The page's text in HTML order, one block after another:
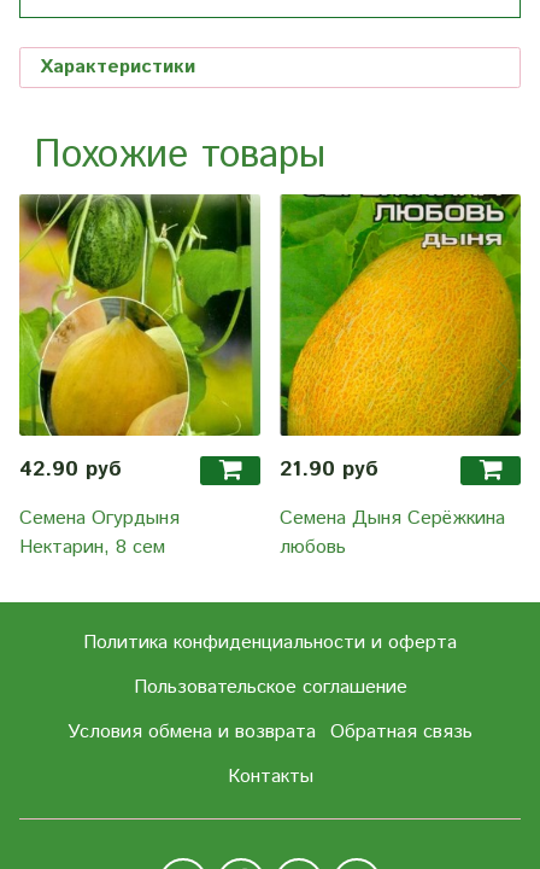
Характеристики
Похожие товары
42.90 руб
Семена Огурдыня
Нектарин, 8 сем
21.90 руб
Семена Дыня Серёжкина
любовь
Политика конфиденциальности и оферта
Пользовательское соглашение
Условия обмена и возврата Обратная связь
Контакты